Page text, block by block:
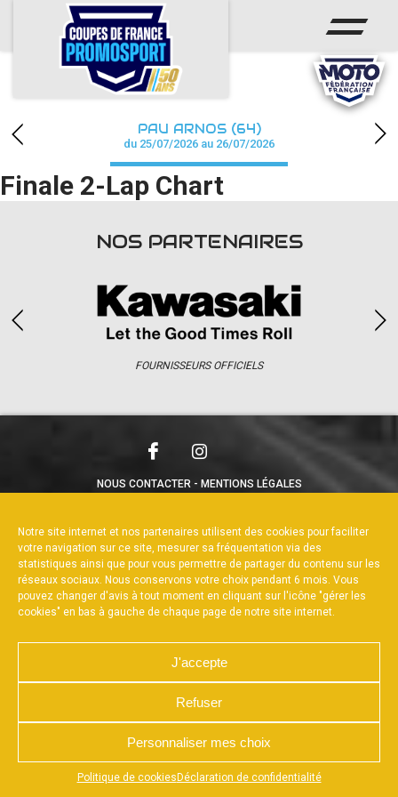
Notre site internet et nos partenaires utilisent des cookies pour faciliter
votre navigation sur ce site, mesurer sa fréquentation via des
statistiques ainsi que pour vous permettre de partager du contenu sur les
réseaux sociaux. Nous conservons votre choix pendant 6 mois. Vous
pouvez changer d'avis à tout moment en cliquant sur l'icône "gérer les
cookies" en bas à gauche de chaque page de notre site internet.
J'accepte
Refuser
Personnaliser mes choix
Politique de cookies Déclaration de confidentialité
Appuyez sur le bouton partager en bas de votre
ACCUEIL
ACTUS
CALENDRIER
CHAMPIONNAT
RÉSULTATS
accéder à la billetterie
PAU ARNOS (64)
du 25/07/2026 au 26/07/2026
Finale 2-Lap Chart
NOS PARTENAIRES
FOURNISSEURS OFFICIELS
NOUS CONTACTER
MENTIONS LÉGALES
RÉALISÉ PAR L’AGENCE WEB A3WEB